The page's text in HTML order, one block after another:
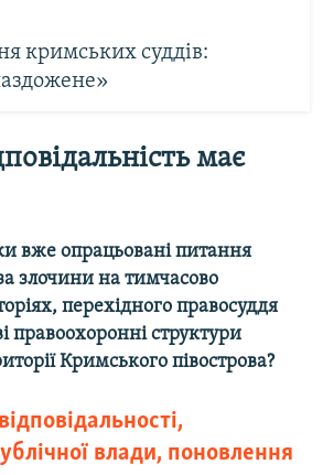
кримських суддів:
має
вже опрацьовані питання
злочини на тимчасово
перехідного правосуддя
правоохоронні структури
Кримського півострова?
влади, поновлення